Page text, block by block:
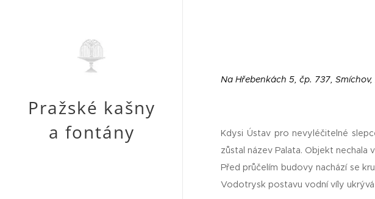
Pražské kašny
a fontány
Na Hřebenkách 5, čp. 737,
Kdysi Ústav pro nevyléčitelné
zůstal název Palata. Objekt nechala
Před průčelím budovy nachází se
Vodotrysk postavu vodní víly